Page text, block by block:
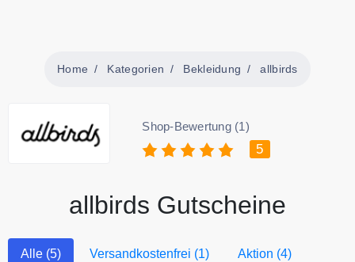
Home Kategorien Bekleidung allbirds
Shop-Bewertung (1)
5
allbirds Gutscheine
Alle (5) Versandkostenfrei (1) Aktion (4)